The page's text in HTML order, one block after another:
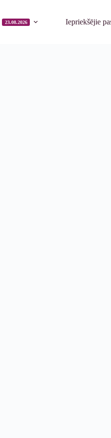
23.08.2026 Iepriekšējie